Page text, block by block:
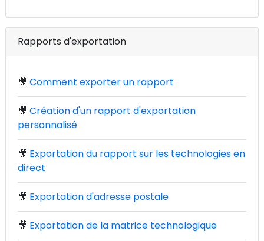
Rapports d'exportation
🎥 Comment exporter un rapport
🎥 Création d'un rapport d'exportation
personnalisé
🎥 Exportation du rapport sur les technologies en
direct
🎥 Exportation d'adresse postale
🎥 Exportation de la matrice technologique